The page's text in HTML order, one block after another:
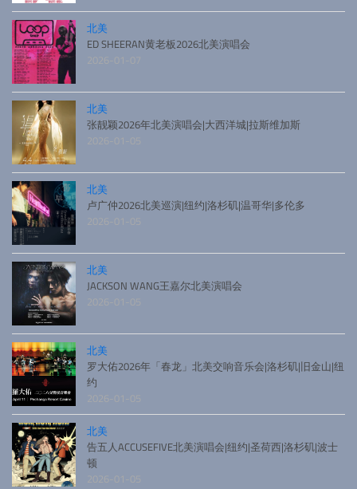
北美
ED SHEERAN黄老板2026北美演唱会
2026-01-07
北美
张靓颖2026年北美演唱会|大西洋城|拉斯维加斯
2026-01-05
北美
卢广仲2026北美巡演|纽约|洛杉矶|温哥华|多伦多
2026-01-05
北美
JACKSON WANG王嘉尔北美演唱会
2026-01-05
北美
罗大佑2026年「春龙」北美交响音乐会|洛杉矶|旧金山|纽
约
2026-01-05
北美
告五人ACCUSEFIVE北美演唱会|纽约|圣荷西|洛杉矶|波士
顿
2026-01-05